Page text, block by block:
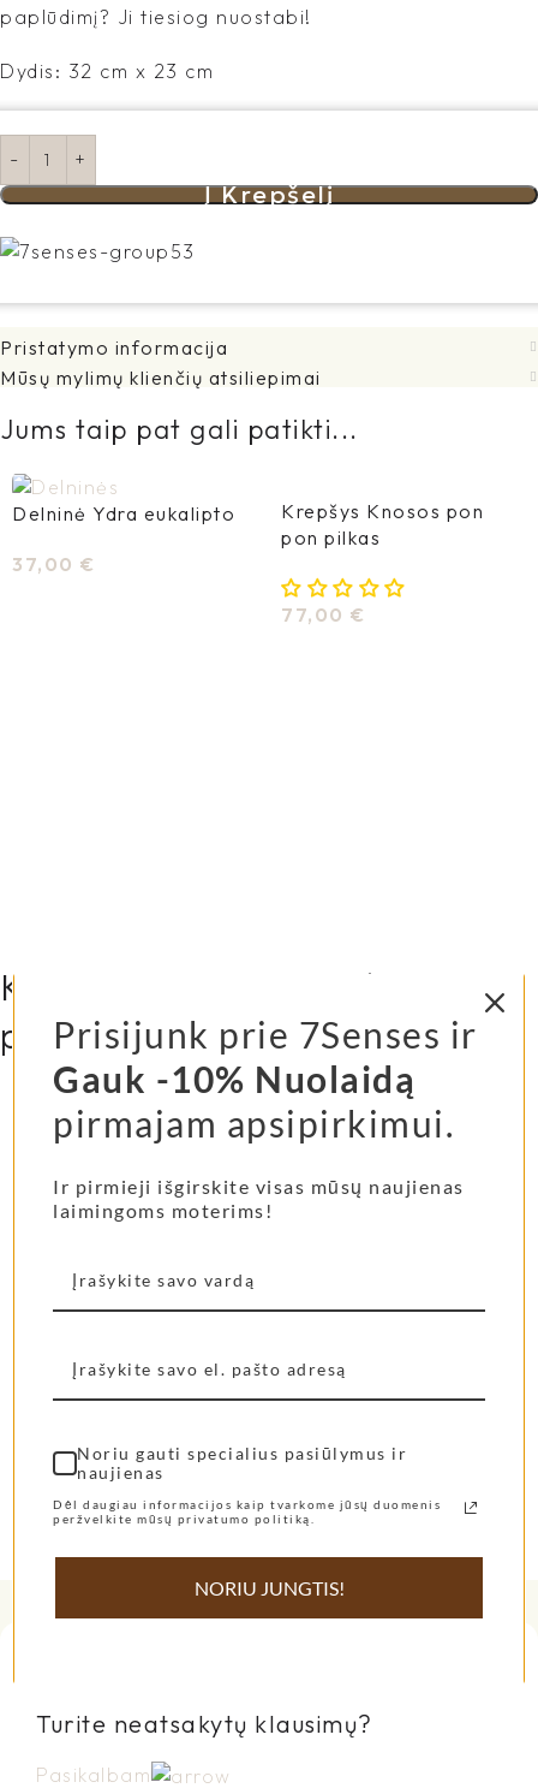
paplūdimį? Ji tiesiog nuostabi!
Dydis: 32 cm x 23 cm
Į Krepšelį
Pristatymo informacija
Mūsų mylimų klienčių atsiliepimai
Jums taip pat gali patikti...
Delninė Ydra eukalipto
37,00 €
Krepšys Knosos pon
pon pilkas
77,00 €
Kitos mūsų klienčių labiausiai
pamiltos prekės...
Shangies basutės Pearly
Pasirinkti Savybes
Shangies šlepetės
Turite neatsakytų klausimų?
Pasikalbam
Prisijunk prie 7Senses ir
Gauk -10% Nuolaidą
pirmajam apsipirkimui.
Ir pirmieji išgirskite visas mūsų naujienas
laimingoms moterims!
Noriu gauti specialius pasiūlymus ir
naujienas
Dėl daugiau informacijos kaip tvarkome jūsų duomenis
peržvelkite mūsų privatumo politiką.
NORIU JUNGTIS!